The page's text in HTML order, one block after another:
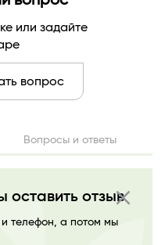
или задайте
вопрос
Вопросы и ответы
close
оставить отзыв
и телефон, а потом мы